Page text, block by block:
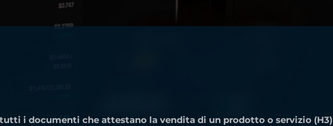
i documenti che attestano la vendita di un prodotto o servizio (H3)